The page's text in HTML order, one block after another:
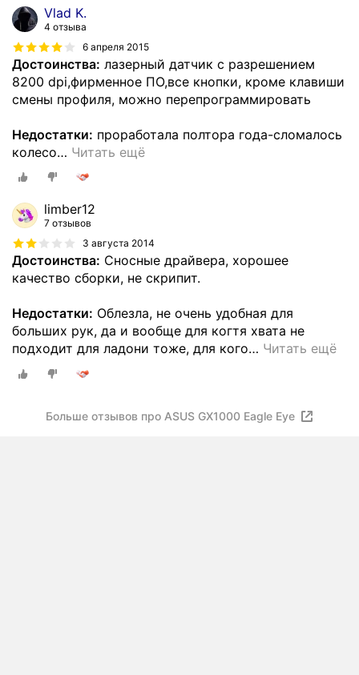
Vlad K.
4 отзыва
6 апреля 2015
Достоинства: лазерный датчик с разрешением
8200 dpi,фирменное ПО,все кнопки, кроме клавиши
смены профиля, можно перепрограммировать
Недостатки: проработала полтора года-сломалось
колесо… Читать ещё
limber12
7 отзывов
3 августа 2014
Достоинства: Cносные драйвера, хорошее
качество сборки, не скрипит.
Недостатки: Облезла, не очень удобная для
больших рук, да и вообще для когтя хвата не
подходит для ладони тоже, для кого… Читать ещё
Больше отзывов про ASUS GX1000 Eagle Eye